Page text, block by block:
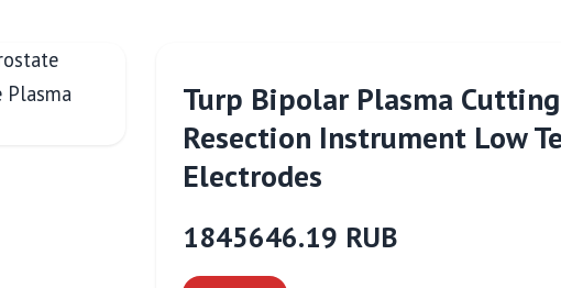
Turp Bipolar Plasma
Resection Instrument Low
Electrodes
1845646.19 RUB